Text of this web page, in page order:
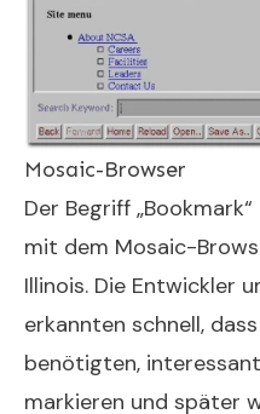
Mosaic-Browser
Der Begriff
mit dem Mosaic-
Illinois. Die Entwickler
erkannten schnell,
benötigten,
markieren und später